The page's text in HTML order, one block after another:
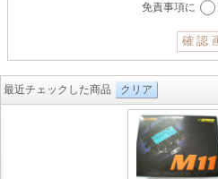
免責事項に
最近チェックした商品 クリア